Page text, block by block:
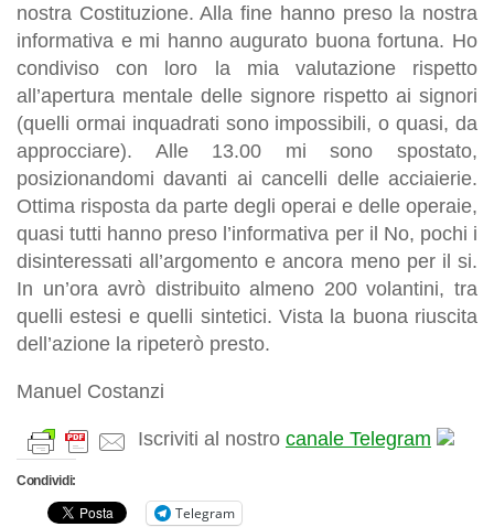
nostra Costituzione. Alla fine hanno preso la nostra
informativa e mi hanno augurato buona fortuna. Ho
condiviso con loro la mia valutazione rispetto
all’apertura mentale delle signore rispetto ai signori
(quelli ormai inquadrati sono impossibili, o quasi, da
approcciare). Alle 13.00 mi sono spostato,
posizionandomi davanti ai cancelli delle acciaierie.
Ottima risposta da parte degli operai e delle operaie,
quasi tutti hanno preso l’informativa per il No, pochi i
disinteressati all’argomento e ancora meno per il si.
In un’ora avrò distribuito almeno 200 volantini, tra
quelli estesi e quelli sintetici. Vista la buona riuscita
dell’azione la ripeterò presto.
Manuel Costanzi
Iscriviti al nostro canale Telegram
Condividi:
Telegram